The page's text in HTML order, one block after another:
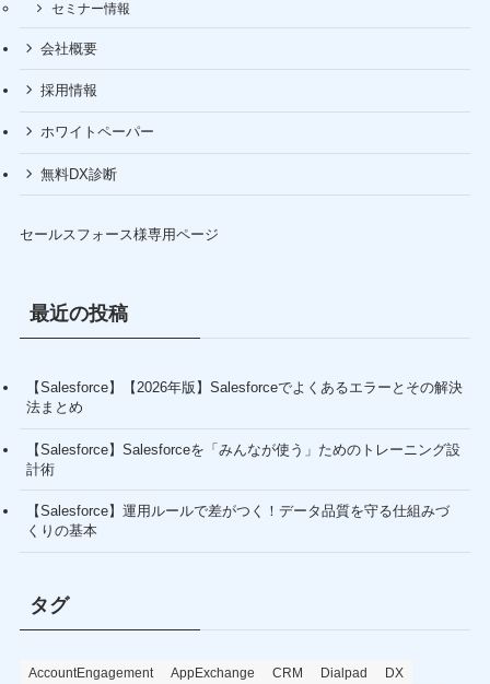
セミナー情報
会社概要
採用情報
ホワイトペーパー
無料DX診断
セールスフォース様専用ページ
最近の投稿
【Salesforce】【2026年版】Salesforceでよくあるエラーとその解決
法まとめ
【Salesforce】Salesforceを「みんなが使う」ためのトレーニング設
計術
【Salesforce】運用ルールで差がつく！データ品質を守る仕組みづ
くりの基本
タグ
AccountEngagement AppExchange CRM Dialpad
DX